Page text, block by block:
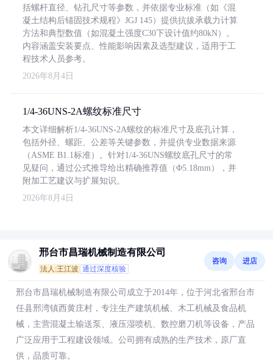
括螺杆直径、钻孔尺寸等参数，并依据专业标准（如《混
凝土结构后锚固技术规程》JGJ 145）提供抗拔承载力计算
方法和典型数值（如混凝土强度C30下设计值约80kN）。
内容涵盖安装要点、性能影响因素及选型建议，适用于工
程技术人员参考。
2026年8月4日
1/4-36UNS-2A螺纹标准尺寸
本文详细解析1/4-36UNS-2A螺纹的标准尺寸及底孔计算，
包括外径、螺距、公差等关键参数，并提供专业数据来源
（ASME B1.1标准）。针对1/4-36UNS螺纹底孔尺寸的常
见疑问，通过公式推导给出精确推荐值（Φ5.18mm），并
附加工艺建议与扩展知识。
2026年8月4日
邢台市昌瑞机械制造有限公司
法人:王江波 通过深度核验
咨询 进店
邢台市昌瑞机械制造有限公司成立于2014年，位于河北省邢台市
任县邢湾镇西黄庄村，专注生产建筑机械、木工机械及食品机
械，主营混凝土输送泵、液压湿喷机、数控磨刀机等设备，产品
广泛应用于工程建设领域。公司拥有成熟的生产技术，原厂直
供，品质可靠。